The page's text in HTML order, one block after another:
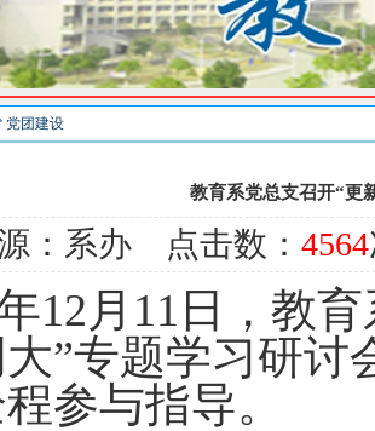
党团建设
教育系党总支召开“更
：系办 点击数： 4564
12 月 11 日，教育
”专题学习研讨
参与指导。